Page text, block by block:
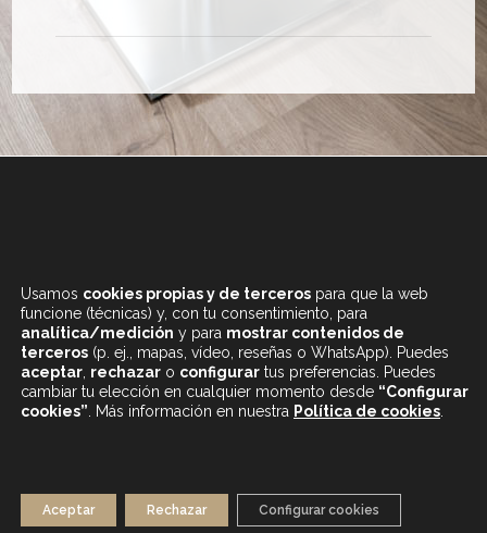
DE 9.30 A 20H
AVISO LEGAL
POLÍTICA DE PRIVACIDAD
Usamos cookies propias y de terceros para que la web
funcione (técnicas) y, con tu consentimiento, para
analítica/medición y para mostrar contenidos de
terceros (p. ej., mapas, vídeo, reseñas o WhatsApp). Puedes
aceptar rechazar o configurar tus preferencias. Puedes
cambiar tu elección en cualquier momento desde “Configurar
cookies” . Más información en nuestra Política de cookies
Aceptar Rechazar Configurar cookies